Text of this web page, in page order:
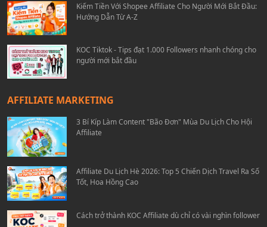
Kiếm Tiền Với Shopee Affiliate Cho Người Mới Bắt Đầu:
Hướng Dẫn Từ A-Z
KOC Tiktok - Tips đạt 1.000 Followers nhanh chóng cho
người mới bắt đầu
AFFILIATE MARKETING
3 Bí Kíp Làm Content "Bão Đơn" Mùa Du Lịch Cho Hội
Affiliate
Affiliate Du Lịch Hè 2026: Top 5 Chiến Dịch Travel Ra Số
Tốt, Hoa Hồng Cao
Cách trở thành KOC Affiliate dù chỉ có vài nghìn follower